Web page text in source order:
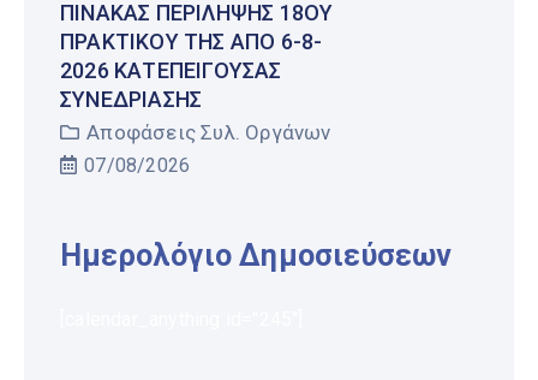
ΠΊΝΑΚΑΣ ΠΕΡΊΛΗΨΗΣ 18ΟΥ
ΠΡΑΚΤΙΚΟΎ ΤΗΣ ΑΠΌ 6-8-
2026 ΚΑΤΕΠΕΊΓΟΥΣΑΣ
ΣΥΝΕΔΡΊΑΣΗΣ
Αποφάσεις Συλ. Οργάνων
07/08/2026
Ημερολόγιο Δημοσιεύσεων